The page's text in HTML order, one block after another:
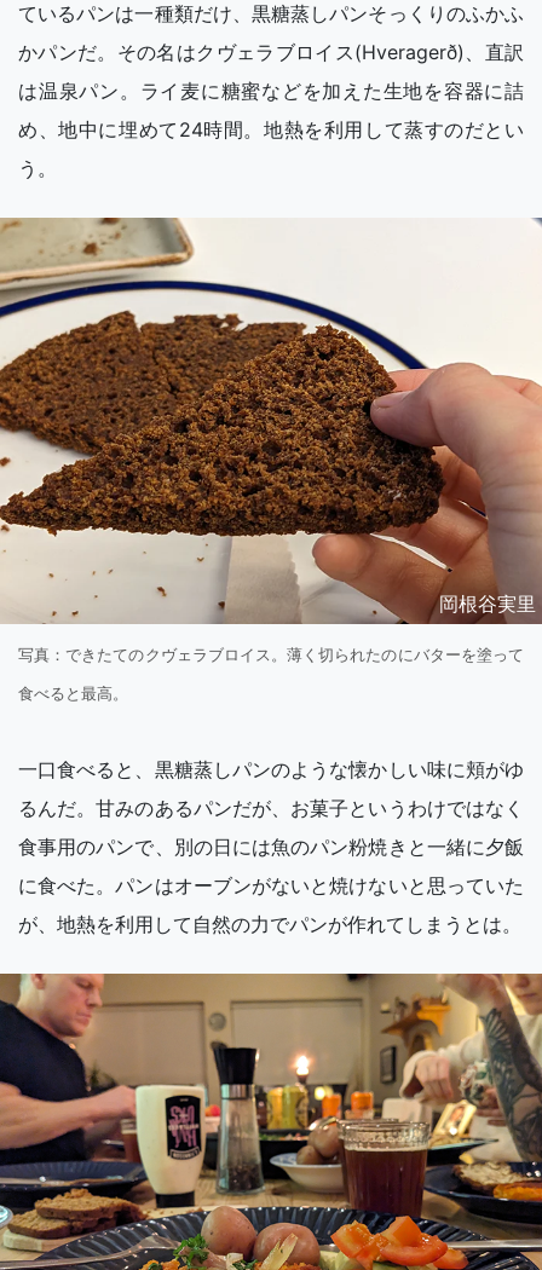
ているパンは一種類だけ、黒糖蒸しパンそっくりのふかふ
かパンだ。その名はクヴェラブロイス(Hveragerð)、直訳
は温泉パン。ライ麦に糖蜜などを加えた生地を容器に詰
め、地中に埋めて24時間。地熱を利用して蒸すのだとい
う。
岡根谷実里
写真：できたてのクヴェラブロイス。薄く切られたのにバターを塗って
食べると最高。
一口食べると、黒糖蒸しパンのような懐かしい味に頬がゆ
るんだ。甘みのあるパンだが、お菓子というわけではなく
食事用のパンで、別の日には魚のパン粉焼きと一緒に夕飯
に食べた。パンはオーブンがないと焼けないと思っていた
が、地熱を利用して自然の力でパンが作れてしまうとは。